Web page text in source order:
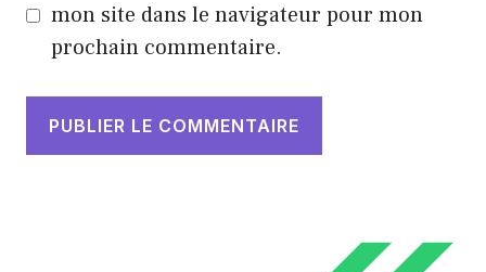
mon site dans le navigateur pour mon
prochain commentaire.